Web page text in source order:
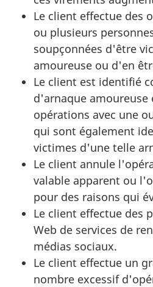
Le client effectue des
ou plusieurs
soupçonnées d'être
amoureuse ou d'en
Le client est identifié
d'arnaque amoureuse
opérations avec une
qui sont également
victimes d'une telle
Le client annule
valable apparent ou
pour des raisons qui
Le client effectue des
Web de services de
médias sociaux.
Le client effectue un
nombre excessif